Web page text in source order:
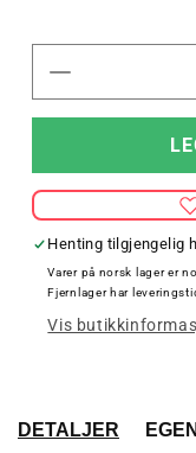
antallet
Henting tilgjengelig
Varer på norsk lager er
Fjernlager har
Vis
DETALJER